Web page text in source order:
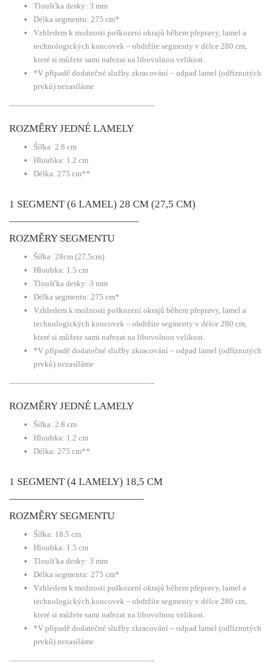
Tloušťka desky: 3 mm
Délka segmentu: 275 cm*
Vzhledem k možnosti poškození okrajů během přepravy, lamel a
technologických koncovek – obdržíte segmenty v délce 280 cm,
které si můžete sami nařezat na libovolnou velikost.
*V případě dodatečné služby zkracování – odpad lamel (odříznutých
prvků) nezasíláme
——————————————————-
ROZMĚRY JEDNÉ LAMELY
Šířka: 2.8 cm
Hloubka: 1.2 cm
Délka: 275 cm**
1 SEGMENT (6 LAMEL) 28 CM (27,5 CM)
————————————–
ROZMĚRY SEGMENTU
Šířka: 28cm (27,5cm)
Hloubka: 1.5 cm
Tloušťka desky: 3 mm
Délka segmentu: 275 cm*
Vzhledem k možnosti poškození okrajů během přepravy, lamel a
technologických koncovek – obdržíte segmenty v délce 280 cm,
které si můžete sami nařezat na libovolnou velikost.
*V případě dodatečné služby zkracování – odpad lamel (odříznutých
prvků) nezasíláme
——————————————————-
ROZMĚRY JEDNÉ LAMELY
Šířka: 2.8 cm
Hloubka: 1.2 cm
Délka: 275 cm**
1 SEGMENT (4 LAMELY) 18,5 CM
—————————————
ROZMĚRY SEGMENTU
Šířka: 18.5 cm
Hloubka: 1.5 cm
Tloušťka desky: 3 mm
Délka segmentu: 275 cm*
Vzhledem k možnosti poškození okrajů během přepravy, lamel a
technologických koncovek – obdržíte segmenty v délce 280 cm,
které si můžete sami nařezat na libovolnou velikost.
*V případě dodatečné služby zkracování – odpad lamel (odříznutých
prvků) nezasíláme
——————————————————-